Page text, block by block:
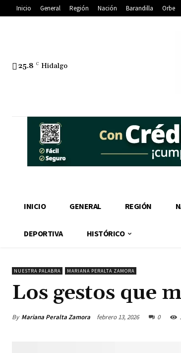
Inicio General Región Nación Barandilla Orbe
25.8 C Hidalgo
INICIO GENERAL REGIÓN
DEPORTIVA HISTÓRICO
NUESTRA PALABRA MARIANA PERALTA ZAMORA
Los gestos que
By Mariana Peralta Zamora febrero 13, 2026 0